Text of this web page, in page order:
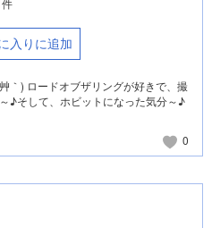
件
入りに追加
｀) ロードオブザリングが好きで、撮
♪そして、ホビットになった気分～♪
0